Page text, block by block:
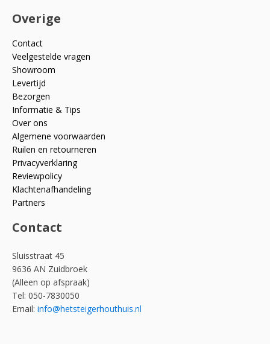
Overige
Contact
Veelgestelde vragen
Showroom
Levertijd
Bezorgen
Informatie & Tips
Over ons
Algemene voorwaarden
Ruilen en retourneren
Privacyverklaring
Reviewpolicy
Klachtenafhandeling
Partners
Contact
Sluisstraat 45
9636 AN Zuidbroek
(Alleen op afspraak)
Tel: 050-7830050
Email: info@hetsteigerhouthuis.nl